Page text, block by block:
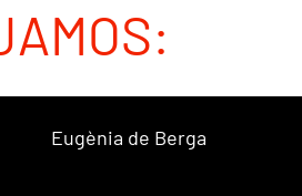
Eugènia de Berga